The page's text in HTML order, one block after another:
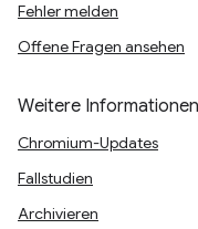
Fehler melden
Offene Fragen ansehen
Weitere Informationen
Chromium-Updates
Fallstudien
Archivieren